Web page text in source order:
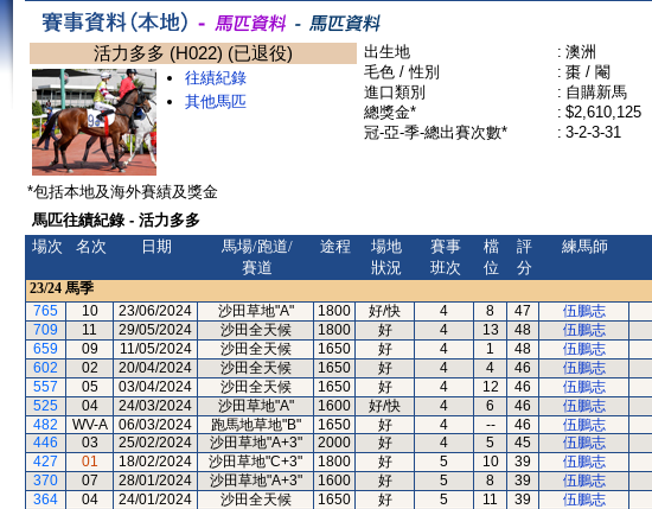
活力多多 (H022) (已退役)
往績紀錄
其他馬匹
出生地 : 澳洲
毛色 / 性別
: 棗 / 閹
進口類別
: 自購新馬
總獎金*
: $2,610,125
冠-亞-季-總出賽次數*
: 3-2-3-31
*包括本地及海外賽績及獎金
馬匹往績紀錄 - 活力多多
場次
名次 日期
馬場/跑道/
賽道
途程
場地
狀況
賽事
班次
檔
位
評
分
練馬師
23/24 馬季
765
10 23/06/2024 沙田草地"A" 1800 好/快 4 8 47 伍鵬志
709
11 29/05/2024 沙田全天候 1800 好 4 13 48 伍鵬志
659
09 11/05/2024 沙田全天候 1650 好 4 1 48 伍鵬志
602
02 20/04/2024 沙田全天候 1650 好 4 4 46 伍鵬志
557
05 03/04/2024 沙田全天候 1650 好 4 12 46 伍鵬志
525
04 24/03/2024 沙田草地"A" 1600 好/快 4 6 46 伍鵬志
482
WV-A 06/03/2024 跑馬地草地"B" 1650 好 4 -- 46 伍鵬志
446
03 25/02/2024 沙田草地"A+3" 2000 好 4 5 45 伍鵬志
427
01 18/02/2024 沙田草地"C+3" 1800 好 5 10 39 伍鵬志
370
07 28/01/2024 沙田草地"A+3" 1600 好 5 8 39 伍鵬志
364
04 24/01/2024 沙田全天候 1650 好 5 11 39 伍鵬志